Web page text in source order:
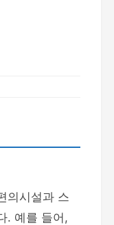
의시설과 스
. 예를 들어,